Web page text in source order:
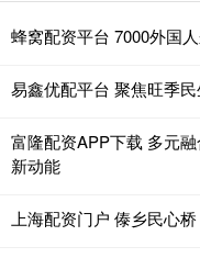
蜂窝配资平台 7000外国
易鑫优配平台 聚焦旺季
富隆配资APP下载 多元
新动能
上海配资门户 傣乡民心